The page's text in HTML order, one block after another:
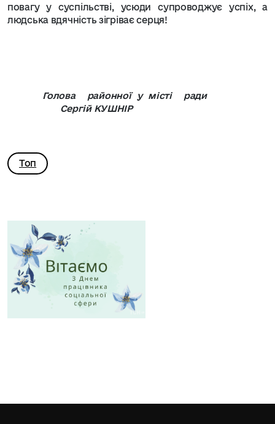
повагу у суспільстві, усюди супроводжує успіх, а
людська вдячність зігріває серця!
Голова районної у місті
ради
Сергій КУШНІР
Топ